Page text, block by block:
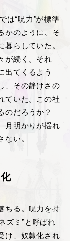
は“呪力”が標準
かのように、そ
らしていた。
が続く。それ
出てくるよう
、その静けさの
ていた。この社
のだろうか？
月明かりが揺れ
い。
ちる。呪力を持
ズミ”と呼ばれ
け、奴隷化され